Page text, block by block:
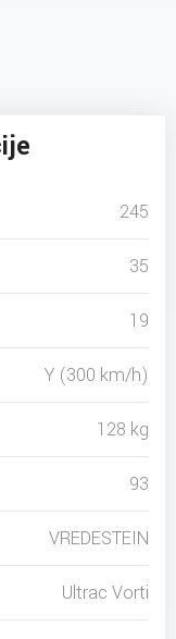
245
35
19
Y (300 km/h)
128 kg
93
VREDESTEIN
Ultrac Vorti